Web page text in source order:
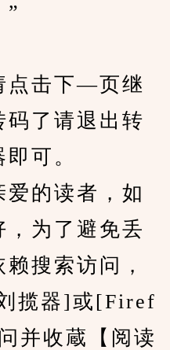
击下—页继
码了请退出转
可。
的读者，如
为了避免丢
搜索访问，
揽器]或[Firef
并收蔵【阅读